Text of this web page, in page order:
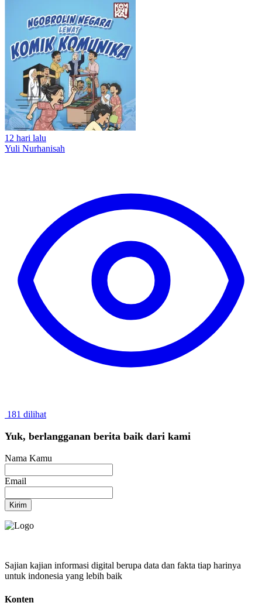
12 hari lalu
Yuli Nurhanisah
181 dilihat
Yuk, berlangganan berita baik dari kami
Nama Kamu
Email
Kirim
Sajian kajian informasi digital berupa data dan fakta tiap harinya
untuk indonesia yang lebih baik
Konten